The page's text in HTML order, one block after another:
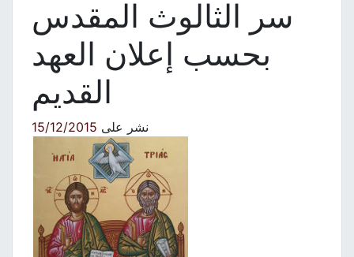
سر الثالوث المقدس
بحسب إعلان العهد
القديم
نشر على15/12/2015